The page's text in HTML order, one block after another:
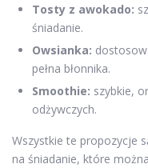
Tosty z awokado:
śniadanie.
Owsianka:
pełna błonnika.
Smoothie: szybkie,
odżywczych.
Wszystkie te propozycje
na śniadanie, które